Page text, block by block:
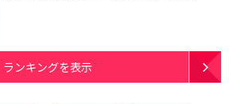
ランキングを表示